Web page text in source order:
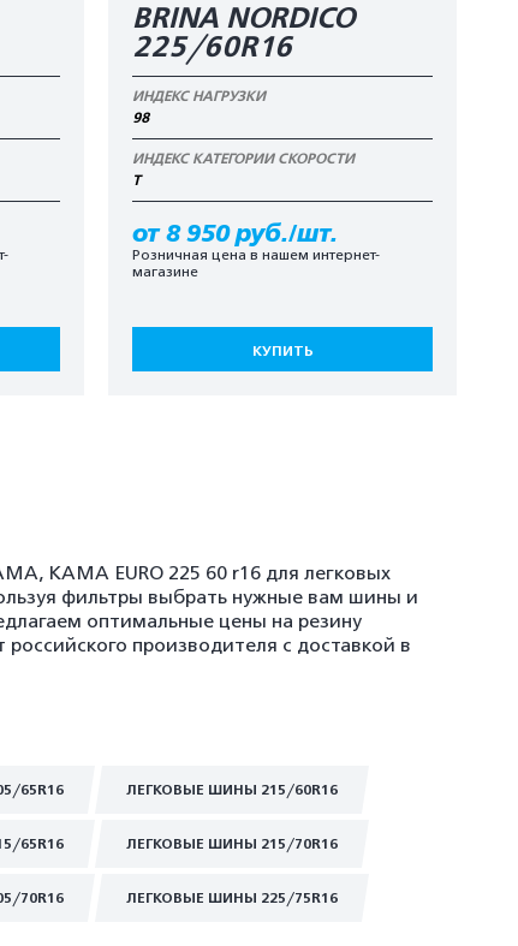
BRINA NORDICO
225/60R16
ИНДЕКС НАГРУЗКИ
98
ИНДЕКС КАТЕГОРИИ СКОРОСТИ
T
от 8 950 руб./шт.
Розничная цена в нашем интернет-
магазине
КУПИТЬ
KAMA EURO 225 60 r16 для легковых
фильтры выбрать нужные вам шины и
оптимальные цены на резину
производителя с доставкой в
65R16 ЛЕГКОВЫЕ ШИНЫ 215/60R16
65R16 ЛЕГКОВЫЕ ШИНЫ 215/70R16
70R16 ЛЕГКОВЫЕ ШИНЫ 225/75R16